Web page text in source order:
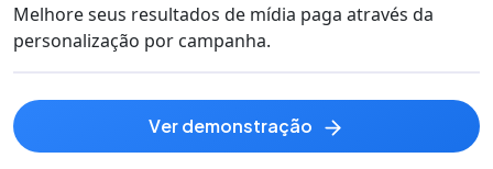
Melhore seus resultados de mídia paga através da
personalização por campanha.
ver demonstração